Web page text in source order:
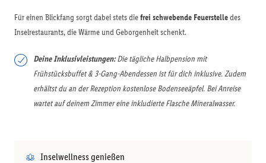
Für einen Blickfang sorgt dabei stets diefrei schwebende Feuerstelledes
Inselrestaurants, die Wärme und Geborgenheit schenkt.
Deine Inklusivleistungen:Die tägliche Halbpension mit
Frühstücksbuffet & 3-Gang-Abendessen ist für dich inklusive. Zudem
erhältst du an der Rezeption kostenlose Bodenseeäpfel. Bei Anreise
wartet auf deinem Zimmer eine inkludierte Flasche Mineralwasser.
Inselwellness genießen